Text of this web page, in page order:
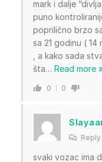
mark i dalje
puno
poprilično brzo
sa 21 godinu (
, a kako sada
šta… Read more
0 0
svaki vozac ima